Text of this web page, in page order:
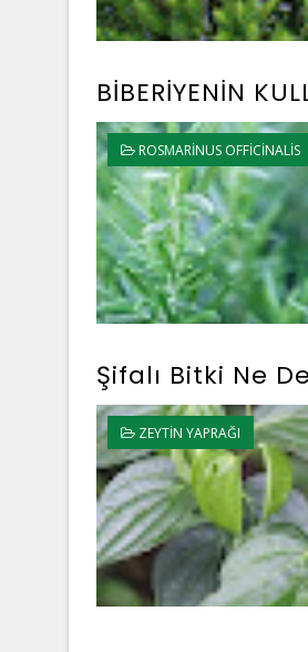
BİBERİYENİN
ROSMARINUS OFFICINALIS
Şifalı Bitki Ne
ZEYTIN YAPRAĞI